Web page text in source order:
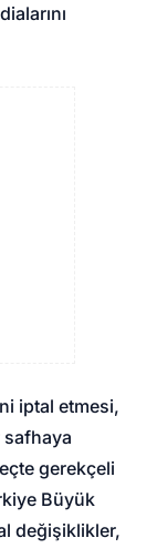
iptal etmesi,
safhaya
gerekçeli
Büyük
değişiklikler,